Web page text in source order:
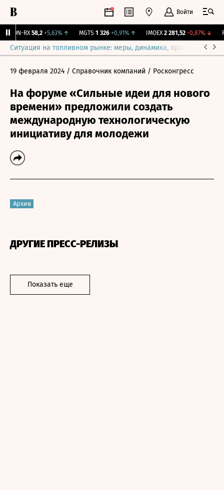
Войти
VEON-RX 58,2 +5,63%↑ MGTS 1 326 +0,91% ↑ IMOEX 2 281,52 -0,87%↓
Ситуация на топливном рынке: меры, динамика, прогнозы
19 февраля 2024 / Справочник компаний / Росконгресс
На форуме «Сильные идеи для нового
времени» предложили создать
международную технологическую
инициативу для молодежи
Архив
ДРУГИЕ ПРЕСС-РЕЛИЗЫ
Показать еще